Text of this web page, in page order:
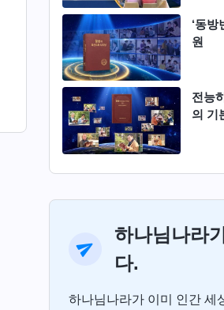
‘동방
원
전능
의 기
하나님나라
다.
하나님나라가 이미 인간 세